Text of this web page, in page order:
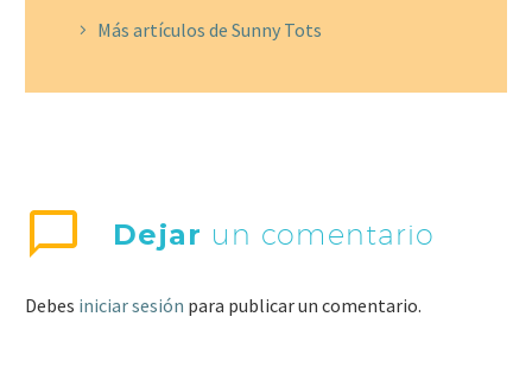
Más artículos de Sunny Tots
Dejar un comentario
Debes iniciar sesión para publicar un comentario.